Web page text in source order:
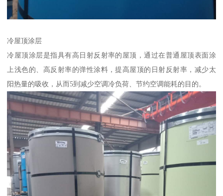
冷屋顶涂层
冷屋顶涂层是指具有高日射反射率的屋顶，通过在普通屋顶表面涂
上浅色的、高反射率的弹性涂料，提高屋顶的日射反射率，减少太
阳热量的吸收，从而5到减少空调冷负荷、节约空调能耗的目的。